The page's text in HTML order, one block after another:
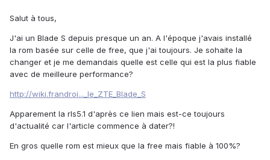
Salut à tous,
J'ai un Blade S depuis presque un an. A l'époque j'avais installé
la rom basée sur celle de free, que j'ai toujours. Je sohaite la
changer et je me demandais quelle est celle qui est la plus fiable
avec de meilleure performance?
http://wiki.frandroi..._le_ZTE_Blade_S
Apparement la rls5.1 d'après ce lien mais est-ce toujours
d'actualité car l'article commence à dater?!
En gros quelle rom est mieux que la free mais fiable à 100%?